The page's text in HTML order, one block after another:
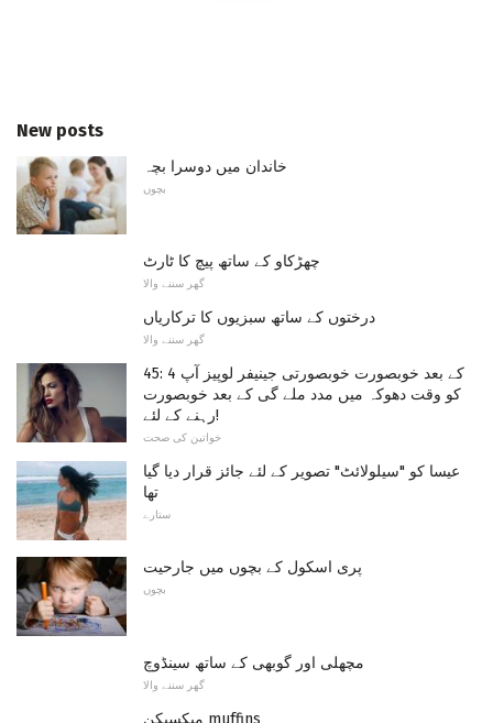
New posts
خاندان میں دوسرا بچہ
بچوں
چھڑکاو کے ساتھ پیچ کا ٹارٹ
گھر سننے والا
درختوں کے ساتھ سبزیوں کا ترکاریاں
گھر سننے والا
45: 4 کے بعد خوبصورت خوبصورتی جینیفر لوپیز آپ
کو وقت دھوکہ میں مدد ملے گی کے بعد خوبصورت
رہنے کے لئے!
خواتین کی صحت
عیسا کو "سیلولائٹ" تصویر کے لئے جائز قرار دیا گیا
تھا
ستارے
پری اسکول کے بچوں میں جارحیت
بچوں
مچھلی اور گوبھی کے ساتھ سینڈوچ
گھر سننے والا
میکسیکن muffins